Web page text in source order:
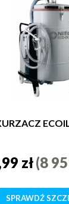
zł(8
SPRAWDŹ